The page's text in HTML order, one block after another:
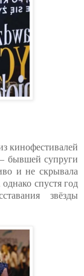
кинофестивалей
бывшей супруги
и не скрывала
спустя год
звёзды